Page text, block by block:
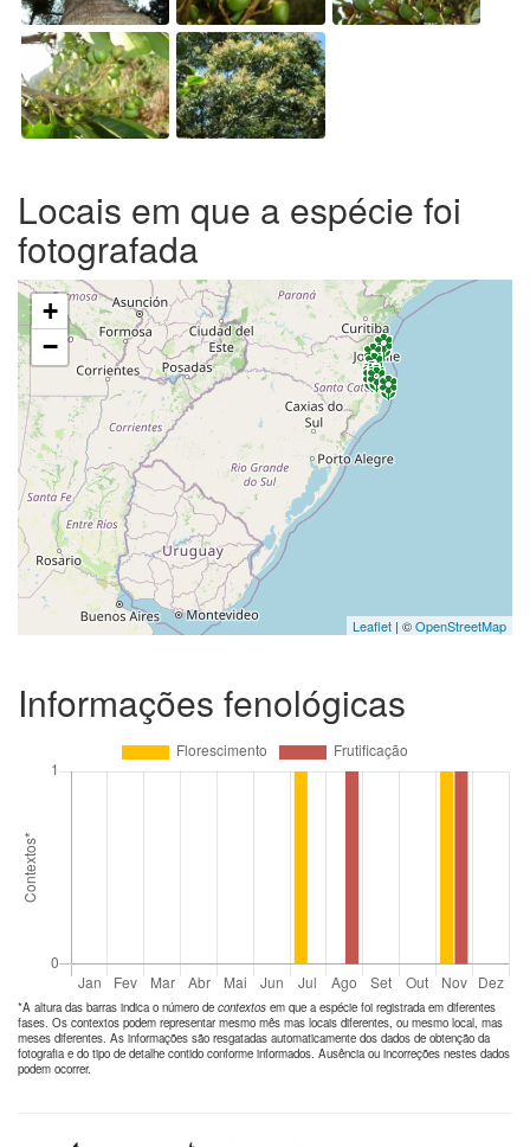
Locais em que a espécie foi
fotografada
+
−
Leaflet | ©OpenStreetMap
Informações fenológicas
*A altura das barras indica o número de contextos em que a espécie foi registrada em diferentes
fases. Os contextos podem representar mesmo mês mas locais diferentes, ou mesmo local, mas
meses diferentes. As informações são resgatadas automaticamente dos dados de obtenção da
fotografia e do tipo de detalhe contido conforme informados. Ausência ou incorreções nestes dados
podem ocorrer.